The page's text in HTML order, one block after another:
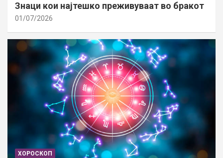
Знаци кои најтешко преживуваат во бракот
01/07/2026
ХОРОСКОП